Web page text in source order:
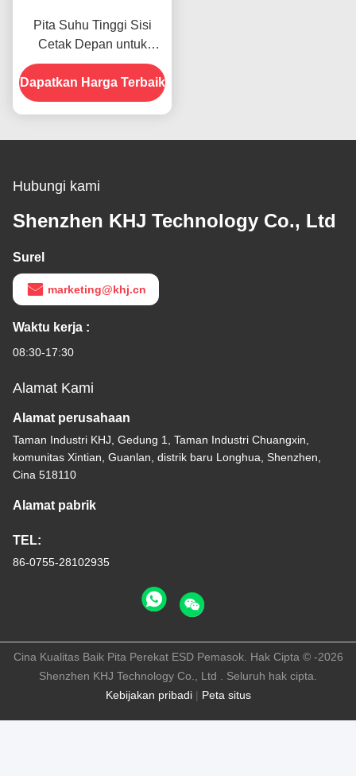
Pita Suhu Tinggi Sisi
Cetak Depan untuk
Produk Dalam Stok
Dapatkan Harga Terbaik
Hubungi kami
Shenzhen KHJ Technology Co., Ltd
Surel
marketing@khj.cn
Waktu kerja :
08:30-17:30
Alamat Kami
Alamat perusahaan
Taman Industri KHJ, Gedung 1, Taman Industri Chuangxin,
komunitas Xintian, Guanlan, distrik baru Longhua, Shenzhen,
Cina 518110
Alamat pabrik
TEL:
86-0755-28102935
Kebijakan pribadi| Peta situs
Cina Kualitas Baik Pita Perekat ESD Pemasok. Hak Cipta © -2026
Shenzhen KHJ Technology Co., Ltd . Seluruh hak cipta.